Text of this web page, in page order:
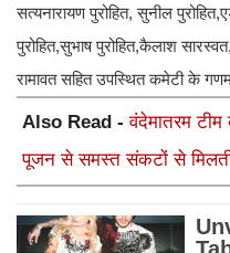
सत्यनारायण पुरोहित, सुनील
पुरोहित,सुभाष पुरोहित,कैलाश
रामावत सहित उपस्थित कमेटी के
Also Read -वंदेमातरम टीम
पूजन से समस्त संकटों से मिलती